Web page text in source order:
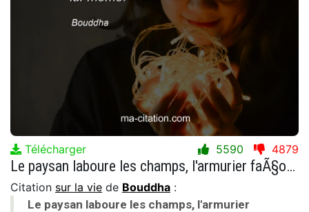
Télécharger 5590 4879
Le paysan laboure les champs, l'armurier faÃ§onne la flÃ¨che, le charpentier courbe le bois, mais le sage se perfectionne lui-mÃªme.
Citation sur la vie de Bouddha :
Le paysan laboure les champs, l'armurier